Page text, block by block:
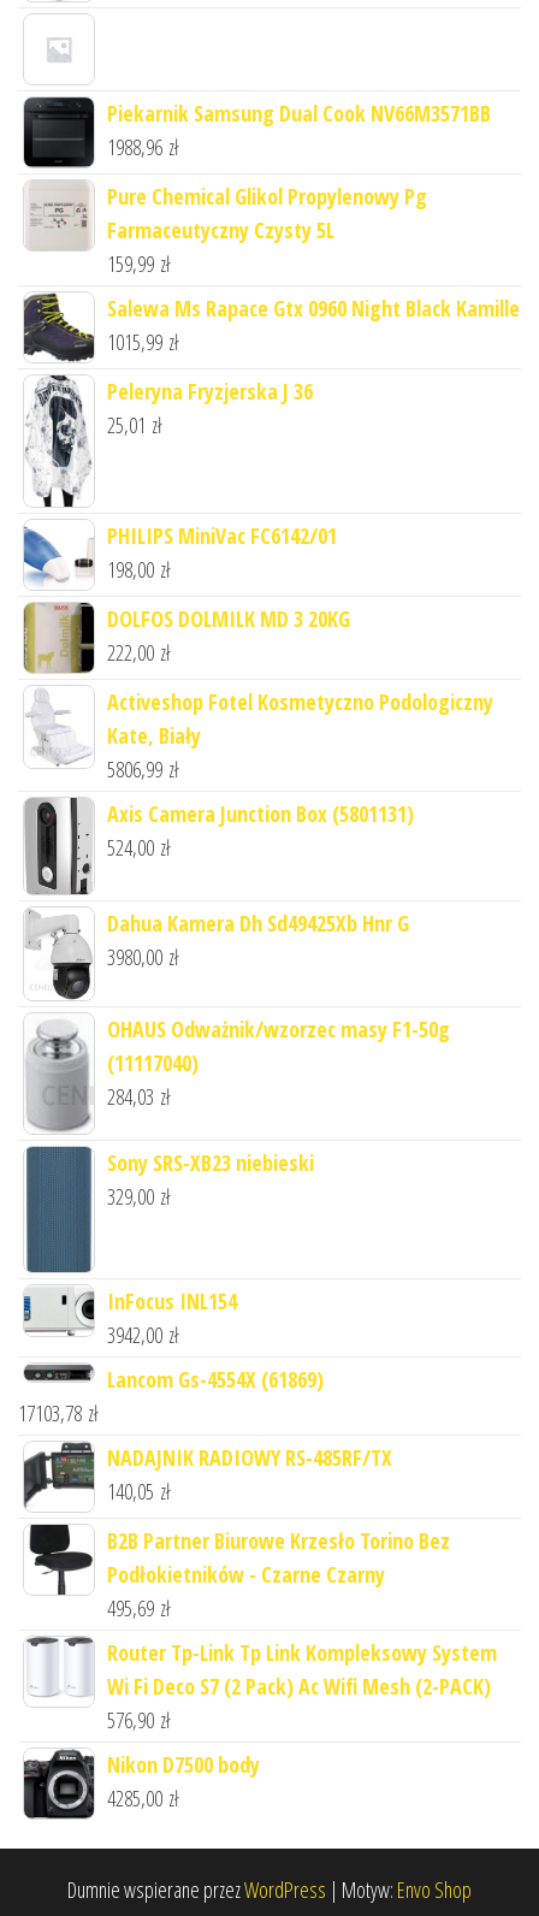
Piekarnik Samsung Dual Cook NV66M3571BB
1988,96 zł
Pure Chemical Glikol Propylenowy Pg
Farmaceutyczny Czysty 5L
159,99 zł
Salewa Ms Rapace Gtx 0960 Night Black Kamille
1015,99 zł
Peleryna Fryzjerska J 36
25,01 zł
PHILIPS MiniVac FC6142/01
198,00 zł
DOLFOS DOLMILK MD 3 20KG
222,00 zł
Activeshop Fotel Kosmetyczno Podologiczny
Kate, Biały
5806,99 zł
Axis Camera Junction Box (5801131)
524,00 zł
Dahua Kamera Dh Sd49425Xb Hnr G
3980,00 zł
OHAUS Odważnik/wzorzec masy F1-50g
(11117040)
284,03 zł
Sony SRS-XB23 niebieski
329,00 zł
InFocus INL154
3942,00 zł
Lancom Gs-4554X (61869)
17103,78 zł
NADAJNIK RADIOWY RS-485RF/TX
140,05 zł
B2B Partner Biurowe Krzesło Torino Bez
Podłokietników - Czarne Czarny
495,69 zł
Router Tp-Link Tp Link Kompleksowy System
Wi Fi Deco S7 (2 Pack) Ac Wifi Mesh (2-PACK)
576,90 zł
Nikon D7500 body
4285,00 zł
Dumnie wspierane przezWordPress | Motyw: Envo Shop